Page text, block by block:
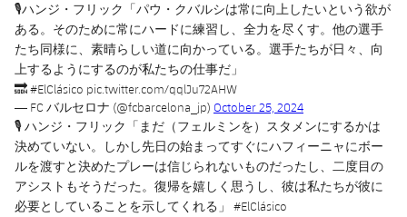
🎙️ハンジ・フリック「パウ・クバルシは常に向上したいという欲が
ある。そのために常にハードに練習し、全力を尽くす。他の選手
たち同様に、素晴らしい道に向かっている。選手たちが日々、向
上するようにするのが私たちの仕事だ」
🔜#ElClásico pic.twitter.com/qqlJu72AHW
— FC バルセロナ (@fcbarcelona_jp) October 25, 2024
🎙️ ハンジ・フリック「まだ（フェルミンを）スタメンにするかは
決めていない。しかし先日の始まってすぐにハフィーニャにボー
ルを渡すと決めたプレーは信じられないものだったし、二度目の
アシストもそうだった。復帰を嬉しく思うし、彼は私たちが彼に
必要としていることを示してくれる」 #ElClásico